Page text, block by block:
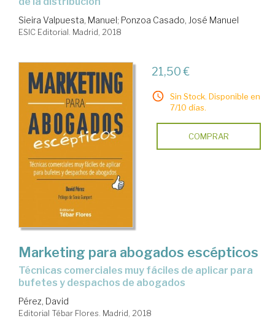
Sieira Valpuesta, Manuel; Ponzoa Casado, José Manuel
ESIC Editorial. Madrid, 2018
21,50 €
Sin Stock. Disponible en
7/10 días.
COMPRAR
Marketing para abogados escépticos
técnicas comerciales muy fáciles de aplicar para
bufetes y despachos de abogados
Pérez, David
Editorial Tébar Flores. Madrid, 2018